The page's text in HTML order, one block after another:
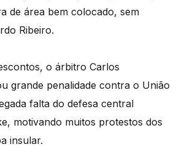
de área bem colocado, sem
Ribeiro.
o árbitro Carlos
grande penalidade contra o União
falta do defesa central
motivando muitos protestos dos
insular.